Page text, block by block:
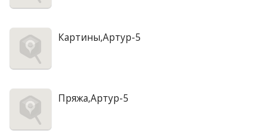
Картины,Артур-5
Пряжа,Артур-5